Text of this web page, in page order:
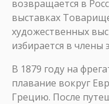
возвращается в
выставках
художественных
избирается в члены
В 1879 году на
плавание вокруг
Грецию. После